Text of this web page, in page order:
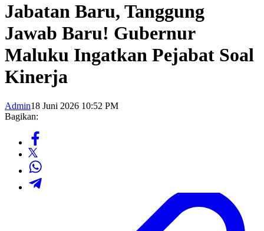
Jabatan Baru, Tanggung
Jawab Baru! Gubernur
Maluku Ingatkan Pejabat Soal
Kinerja
Admin18 Juni 2026 10:52 PM
Bagikan: